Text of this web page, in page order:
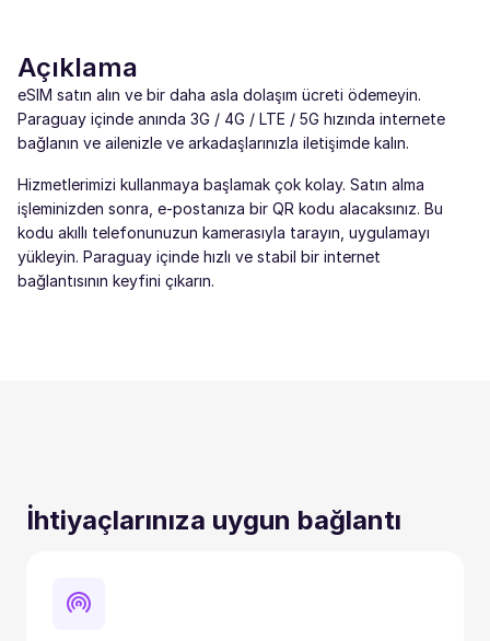
Açıklama
eSIM satın alın ve bir daha asla dolaşım ücreti ödemeyin.
Paraguay içinde anında 3G / 4G / LTE / 5G hızında internete
bağlanın ve ailenizle ve arkadaşlarınızla iletişimde kalın.
Hizmetlerimizi kullanmaya başlamak çok kolay. Satın alma
işleminizden sonra, e-postanıza bir QR kodu alacaksınız. Bu
kodu akıllı telefonunuzun kamerasıyla tarayın, uygulamayı
yükleyin. Paraguay içinde hızlı ve stabil bir internet
bağlantısının keyfini çıkarın.
İhtiyaçlarınıza uygun bağlantı